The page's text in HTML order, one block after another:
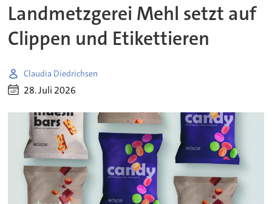
Landmetzgerei Mehl setzt auf
Clippen und Etikettieren
Claudia Diedrichsen
28. Juli 2026